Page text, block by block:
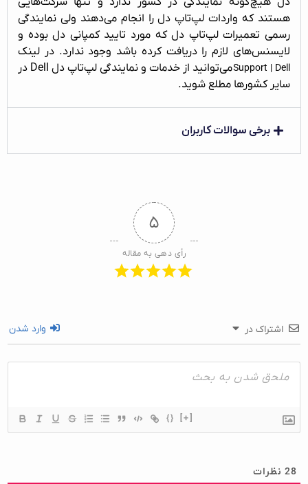
هستند که واردات لپ‌تاپ دل را انجام می‌دهند ولی نمایندگی
رسمی تعمیرات لپ‌تاپ دل که مورد تایید کمپانی دل بوده و
لایسنس‌های لازم را دریافت کرده باشد وجود ندارد. در لینک
Support | Dell
می‌توانید از خدمات و نمایندگی لپ‌تاپ دل Dell در
سایر کشورها مطلع شوید.
برخی سوالات کاربران
۵
رأی دهی به مقاله
اشتراک در وارد شدن
{} [+]
28 نظرات